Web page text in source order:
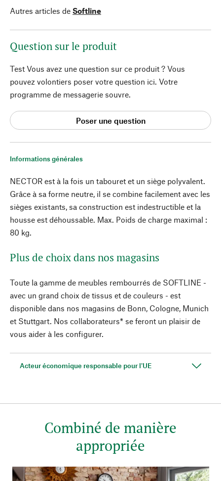
Informations générales
NECTOR est à la fois un tabouret et un siège polyvalent.
Grâce à sa forme neutre, il se combine facilement avec les
sièges existants, sa construction est indestructible et la
housse est déhoussable. Max. Poids de charge maximal :
80 kg.
Plus de choix dans nos magasins
Toute la gamme de meubles rembourrés de SOFTLINE -
avec un grand choix de tissus et de couleurs - est
disponible dans nos magasins de Bonn, Cologne, Munich
et Stuttgart. Nos collaborateurs* se feront un plaisir de
vous aider à les configurer.
Acteur économique responsable pour l'UE
Autres articles de Softline
Question sur le produit
Test Vous avez une question sur ce produit ? Vous
pouvez volontiers poser votre question ici. Votre
programme de messagerie souvre.
Poser une question
Combiné de manière
appropriée